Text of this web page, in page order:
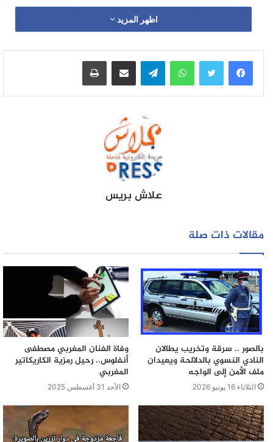
مجموعة من الأشخاص في إتجاه أكنان أزيلال التي تبعد بحوالي
34 كلم من مركز جماعة أيت امحمد بإقليم أزيلال، وأسفر
أزيلال وعلى بعد أمتار قليلة من للمستشفى الإقليمي .
وفور علمها بالواقعة، تجندت كل من الأطر الطبية والأمنية
لهذه المأساة وتقديم الدعم النفسي والعلاجات الضرورية
للمعطوبين والمصابين بالحادث.
وحسب معلومات توصلت بها الجريدة فإن سائق السيارة تم
إقيادته في حالة إعتقال بتعليمات من النيابة العامة المختصة .
اظهر المزيد
واتساب تيلقرام مشاركة عبر البريد طباعة
علاش بريس
مقالات ذات صلة
بالصور .. سرقة وتخريب يطالان
النادي النسوي بالدلالحة ويعيدان
ملف الأمن إلى الواجه
الثلاثاء 16 يونيو 2026
وفاة الفنان المغربي مصطفى
أنفلوس.. رحيل رمزية الكاريكاتير
المغربي
الأحد 31 أغسطس 2025